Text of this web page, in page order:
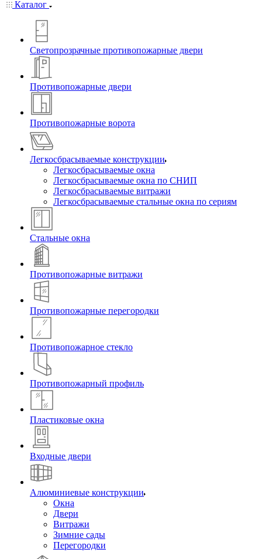
Каталог
Светопрозрачные противопожарные двери
Противопожарные двери
Противопожарные ворота
Легкосбрасываемые конструкции
Легкосбрасываемые окна
Легкосбрасываемые окна по СНИП
Легкосбрасываемые витражи
Легкосбрасываемые стальные окна по сериям
Стальные окна
Противопожарные витражи
Противопожарные перегородки
Противопожарное стекло
Противопожарный профиль
Пластиковые окна
Входные двери
Алюминиевые конструкции
Окна
Двери
Витражи
Зимние сады
Перегородки